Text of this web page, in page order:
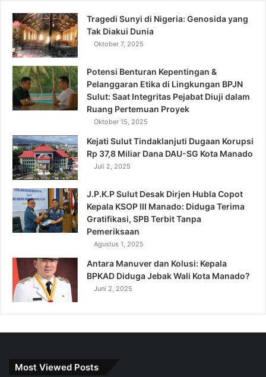
Tragedi Sunyi di Nigeria: Genosida yang
Tak Diakui Dunia
Oktober 7, 2025
Potensi Benturan Kepentingan &
Pelanggaran Etika di Lingkungan BPJN
Sulut: Saat Integritas Pejabat Diuji dalam
Ruang Pertemuan Proyek
Oktober 15, 2025
Kejati Sulut Tindaklanjuti Dugaan Korupsi
Rp 37,8 Miliar Dana DAU-SG Kota Manado
Juli 2, 2025
J.P.K.P Sulut Desak Dirjen Hubla Copot
Kepala KSOP III Manado: Diduga Terima
Gratifikasi, SPB Terbit Tanpa
Pemeriksaan
Agustus 1, 2025
Antara Manuver dan Kolusi: Kepala
BPKAD Diduga Jebak Wali Kota Manado?
Juni 2, 2025
Most Viewed Posts